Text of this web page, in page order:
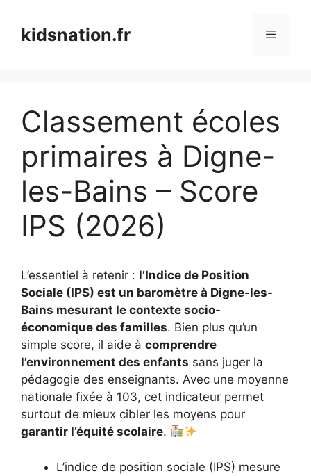
contenukidsnation.fr Menu
Classement écoles
primaires à Digne-
les-Bains – Score
IPS (2026)
L’essentiel à retenir : l’Indice de Position
Sociale (IPS) est un baromètre à Digne-les-
Bains mesurant le contexte socio-
économique des familles. Bien plus qu’un
simple score, il aide à comprendre
l’environnement des enfants sans juger la
pédagogie des enseignants. Avec une moyenne
nationale fixée à 103, cet indicateur permet
surtout de mieux cibler les moyens pour
garantir l’équité scolaire.
L’indice de position sociale (IPS) mesure